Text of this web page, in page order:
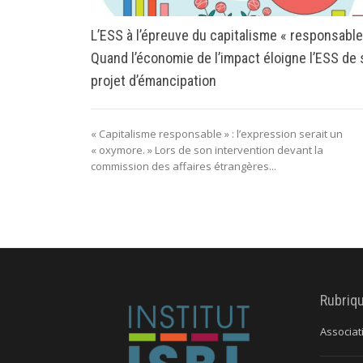
L’ESS à l’épreuve du capitalisme «
Quand l’économie de l’impact éloigne l’ESS de
projet d’émancipation
« Capitalisme responsable » : l’expression serait un
« oxymore. » Lors de son intervention devant la
commission des affaires étrangères...